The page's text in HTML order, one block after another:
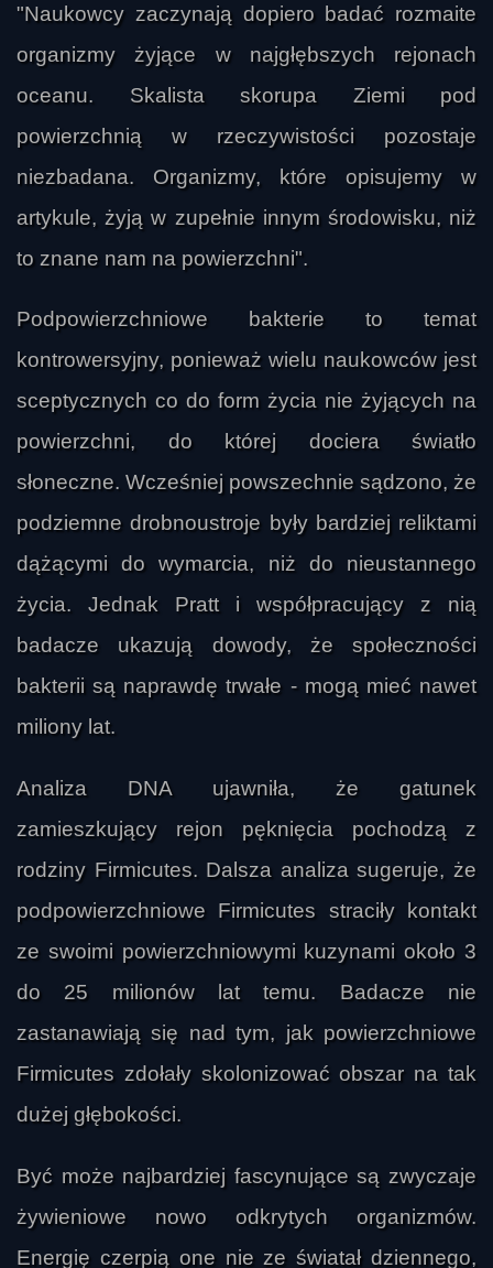
"Naukowcy zaczynają dopiero badać rozmaite
organizmy żyjące w najgłębszych rejonach
oceanu. Skalista skorupa Ziemi pod
powierzchnią w rzeczywistości pozostaje
niezbadana. Organizmy, które opisujemy w
artykule, żyją w zupełnie innym środowisku, niż
to znane nam na powierzchni".
Podpowierzchniowe bakterie to temat
kontrowersyjny, ponieważ wielu naukowców jest
sceptycznych co do form życia nie żyjących na
powierzchni, do której dociera światło
słoneczne. Wcześniej powszechnie sądzono, że
podziemne drobnoustroje były bardziej reliktami
dążącymi do wymarcia, niż do nieustannego
życia. Jednak Pratt i współpracujący z nią
badacze ukazują dowody, że społeczności
bakterii są naprawdę trwałe - mogą mieć nawet
miliony lat.
Analiza DNA ujawniła, że gatunek
zamieszkujący rejon pęknięcia pochodzą z
rodziny Firmicutes. Dalsza analiza sugeruje, że
podpowierzchniowe Firmicutes straciły kontakt
ze swoimi powierzchniowymi kuzynami około 3
do 25 milionów lat temu. Badacze nie
zastanawiają się nad tym, jak powierzchniowe
Firmicutes zdołały skolonizować obszar na tak
dużej głębokości.
Być może najbardziej fascynujące są zwyczaje
żywieniowe nowo odkrytych organizmów.
Energię czerpią one nie ze światał dziennego,